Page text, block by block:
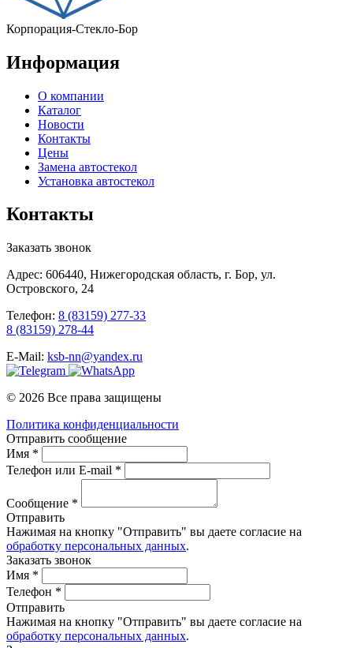
Корпорация-Стекло-Бор
Информация
О компании
Каталог
Новости
Контакты
Цены
Замена автостекол
Установка автостекол
Контакты
Заказать звонок
Адрес: 606440, Нижегородская область, г. Бор, ул.
Островского, 24
Телефон: 8 (83159) 277-33
8 (83159) 278-44
E-Mail: ksb-nn@yandex.ru
© 2026 Все права защищены
Политика конфиденциальности
Отправить сообщение
Имя *
Телефон или E-mail *
Сообщение *
Отправить
Нажимая на кнопку "Отправить" вы даете согласие на
обработку персональных данных.
Заказать звонок
Имя *
Телефон *
Отправить
Нажимая на кнопку "Отправить" вы даете согласие на
обработку персональных данных.